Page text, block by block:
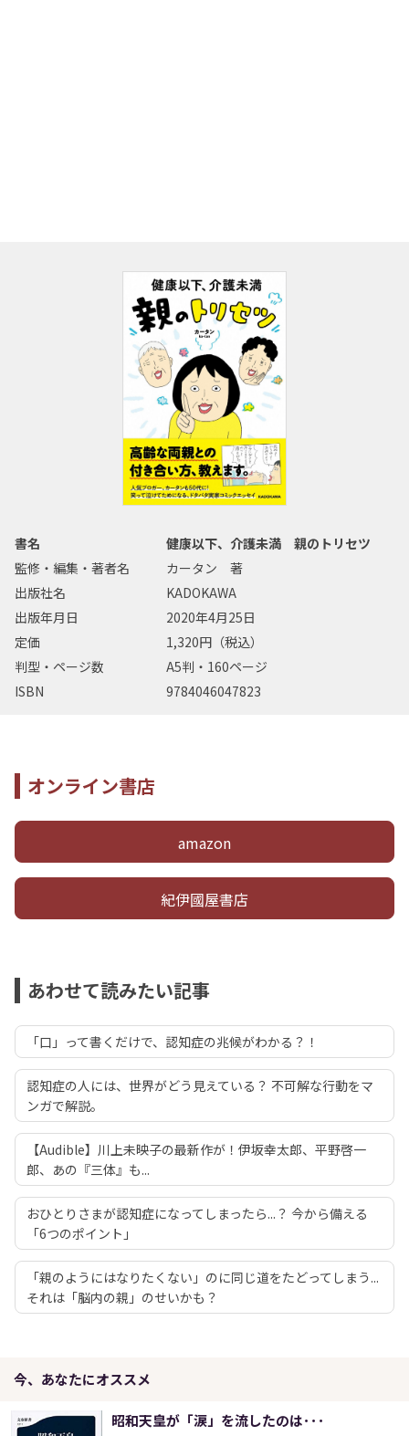
書名
健康以下、介護未満 親のトリセツ
監修・編集・著者名
カータン 著
出版社名
KADOKAWA
出版年月日
2020年4月25日
定価
1,320円（税込）
判型・ページ数
A5判・160ページ
ISBN
9784046047823
オンライン書店
amazon
紀伊國屋書店
あわせて読みたい記事
「口」って書くだけで、認知症の兆候がわかる？！
認知症の人には、世界がどう見えている？ 不可解な行動をマ
ンガで解説。
【Audible】川上未映子の最新作が！伊坂幸太郎、平野啓一
郎、あの『三体』も...
おひとりさまが認知症になってしまったら...？ 今から備える
「6つのポイント」
「親のようにはなりたくない」のに同じ道をたどってしまう...
それは「脳内の親」のせいかも？
今、あなたにオススメ
昭和天皇が「涙」を流したのは･･･